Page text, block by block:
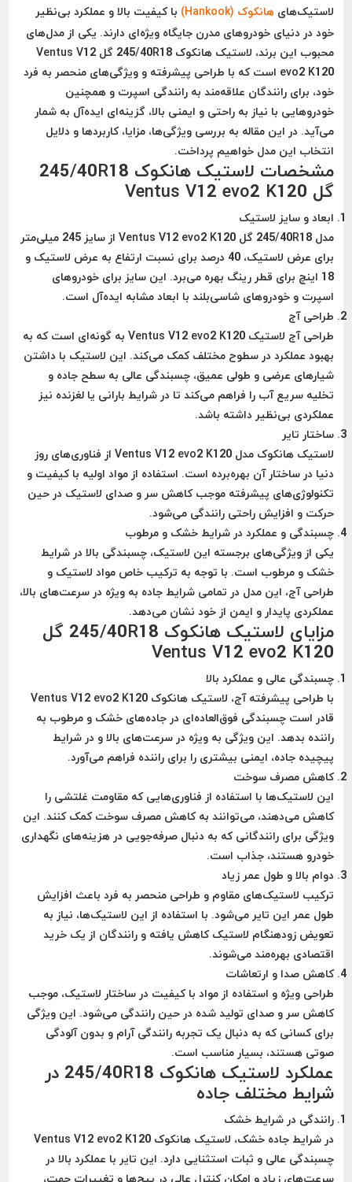
لاستیک‌هایهانکوک (Hankook)
با کیفیت بالا و عملکرد بی‌نظیر
خود در دنیای خودروهای مدرن جایگاه ویژه‌ای دارند. یکی از مدل‌های
محبوب این برند، لاستیک هانکوک 245/40R18 گل Ventus V12
evo2 K120 است که با طراحی پیشرفته و ویژگی‌های منحصر به فرد
خود، برای رانندگان علاقه‌مند به رانندگی اسپرت و همچنین
خودروهایی با نیاز به راحتی و ایمنی بالا، گزینه‌ای ایده‌آل به شمار
می‌آید. در این مقاله به بررسی ویژگی‌ها، مزایا، کاربردها و دلایل
انتخاب این مدل خواهیم پرداخت.
مشخصات لاستیک هانکوک 245/40R18
گل Ventus V12 evo2 K120
ابعاد و سایز لاستیک
مدل 245/40R18 گل Ventus V12 evo2 K120 از سایز 245 میلی‌متر
برای عرض لاستیک، 40 درصد برای نسبت ارتفاع به عرض لاستیک و
18 اینچ برای قطر رینگ بهره می‌برد. این سایز برای خودروهای
اسپرت و خودروهای شاسی‌بلند با ابعاد مشابه ایده‌آل است.
طراحی آج
طراحی آج لاستیک Ventus V12 evo2 K120 به گونه‌ای است که به
بهبود عملکرد در سطوح مختلف کمک می‌کند. این لاستیک با داشتن
شیارهای عرضی و طولی عمیق، چسبندگی عالی به سطح جاده و
تخلیه سریع آب را فراهم می‌کند تا در شرایط بارانی یا لغزنده نیز
عملکردی بی‌نظیر داشته باشد.
ساختار تایر
لاستیک هانکوک مدل Ventus V12 evo2 K120 از فناوری‌های روز
دنیا در ساختار آن بهره‌برده است. استفاده از مواد اولیه با کیفیت و
تکنولوژی‌های پیشرفته موجب کاهش سر و صدای لاستیک در حین
حرکت و افزایش راحتی رانندگی می‌شود.
چسبندگی و عملکرد در شرایط خشک و مرطوب
یکی از ویژگی‌های برجسته این لاستیک، چسبندگی بالا در شرایط
خشک و مرطوب است. با توجه به ترکیب خاص مواد لاستیک و
طراحی آج، این مدل در تمامی شرایط جاده به ویژه در سرعت‌های بالا،
عملکردی پایدار و ایمن از خود نشان می‌دهد.
مزایای لاستیک هانکوک 245/40R18 گل
Ventus V12 evo2 K120
چسبندگی عالی و عملکرد بالا
با طراحی پیشرفته آج، لاستیک هانکوک Ventus V12 evo2 K120
قادر است چسبندگی فوق‌العاده‌ای در جاده‌های خشک و مرطوب به
راننده بدهد. این ویژگی به ویژه در سرعت‌های بالا و در شرایط
پیچیده جاده، ایمنی بیشتری را برای راننده فراهم می‌آورد.
کاهش مصرف سوخت
این لاستیک‌ها با استفاده از فناوری‌هایی که مقاومت غلتشی را
کاهش می‌دهند، می‌توانند به کاهش مصرف سوخت کمک کنند. این
ویژگی برای رانندگانی که به دنبال صرفه‌جویی در هزینه‌های نگهداری
خودرو هستند، جذاب است.
دوام بالا و طول عمر زیاد
ترکیب لاستیک‌های مقاوم و طراحی منحصر به فرد باعث افزایش
طول عمر این تایر می‌شود. با استفاده از این لاستیک‌ها، نیاز به
تعویض زودهنگام لاستیک کاهش یافته و رانندگان از یک خرید
اقتصادی بهره‌مند می‌شوند.
کاهش صدا و ارتعاشات
طراحی ویژه و استفاده از مواد با کیفیت در ساختار لاستیک، موجب
کاهش سر و صدای تولید شده در حین رانندگی می‌شود. این ویژگی
برای کسانی که به دنبال یک تجربه رانندگی آرام و بدون آلودگی
صوتی هستند، بسیار مناسب است.
عملکرد لاستیک هانکوک 245/40R18 در
شرایط مختلف جاده
رانندگی در شرایط خشک
در شرایط جاده خشک، لاستیک هانکوک Ventus V12 evo2 K120
چسبندگی عالی و ثبات استثنایی دارد. این تایر با عملکرد بالا در